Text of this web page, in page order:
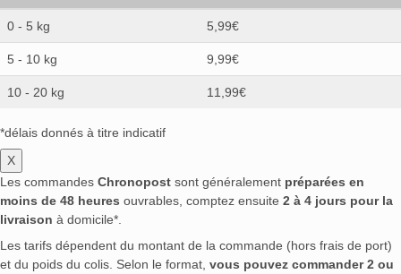
0 - 5 kg 5,99€
5 - 10 kg 9,99€
10 - 20 kg 11,99€
*délais donnés à titre indicatif
X
Les commandes Chronopost sont généralement préparées en
moins de 48 heures ouvrables, comptez ensuite 2 à 4 jours pour la
livraison à domicile*.
Les tarifs dépendent du montant de la commande (hors frais de port)
et du poids du colis. Selon le format, vous pouvez commander 2 ou